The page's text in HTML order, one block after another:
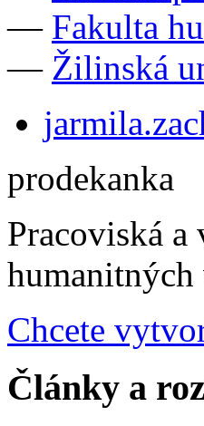
— Fakulta
— Žilinská
prodekanka
Pracoviská
Chcete
Články a